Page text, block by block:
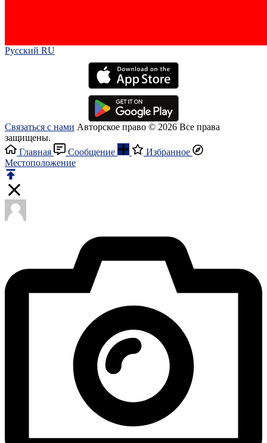
Русский RU‎
Связаться с нами Авторское право © 2026 Все права
защищены.
Главная
Сообщение
Избранное
Местоположение